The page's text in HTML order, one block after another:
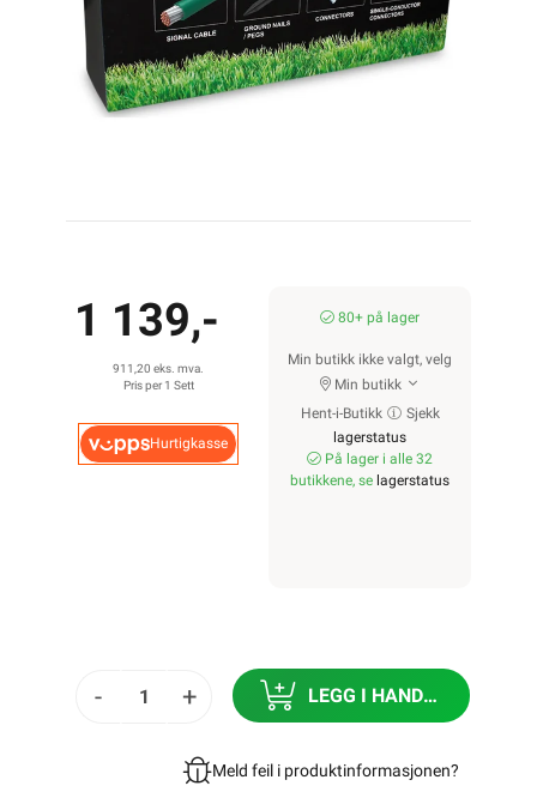
1 139,-
911,20 eks. mva.
Pris per 1 Sett
Hurtigkasse
80+ på lager
Min butikk ikke valgt, velg
Min butikk
Hent-i-Butikk
Sjekk
lagerstatus
På lager i alle 32
butikkene, se lagerstatus
- + LEGG I HANDLEKURV
Meld feil i produktinformasjonen?